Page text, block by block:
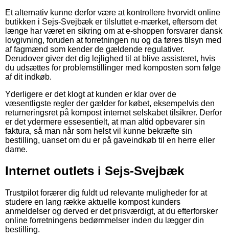
Et alternativ kunne derfor være at kontrollere hvorvidt online
butikken i Sejs-Svejbæk er tilsluttet e-mærket, eftersom det
længe har været en sikring om at e-shoppen forsvarer dansk
lovgivning, foruden at forretningen nu og da føres tilsyn med
af fagmænd som kender de gældende regulativer.
Derudover giver det dig lejlighed til at blive assisteret, hvis
du udsættes for problemstillinger med komposten som følge
af dit indkøb.
Yderligere er det klogt at kunden er klar over de
væsentligste regler der gælder for købet, eksempelvis den
returneringsret på kompost internet selskabet tilsikrer. Derfor
er det ydermere essesentielt, at man altid opbevarer sin
faktura, så man når som helst vil kunne bekræfte sin
bestilling, uanset om du er på gaveindkøb til en herre eller
dame.
Internet outlets i Sejs-Svejbæk
Trustpilot forærer dig fuldt ud relevante muligheder for at
studere en lang række aktuelle kompost kunders
anmeldelser og derved er det prisværdigt, at du efterforsker
online forretningens bedømmelser inden du lægger din
bestilling.